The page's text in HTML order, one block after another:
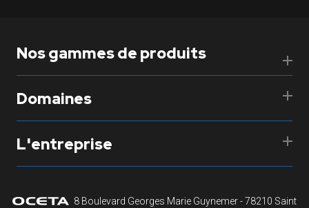
Nos gammes de produits
Domaines
L'entreprise
8 Boulevard Georges Marie Guynemer - 78210 Saint